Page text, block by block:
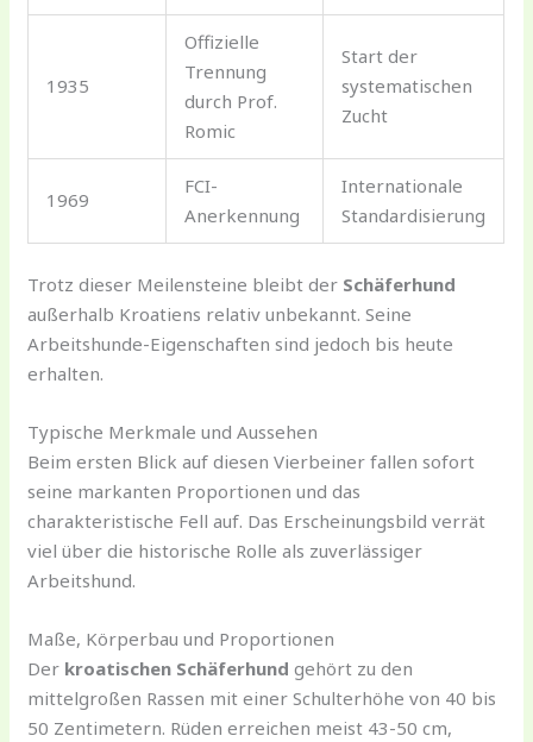
1935
Offizielle
Trennung
durch Prof.
Romic
Start der
systematischen
Zucht
1969
FCI-
Anerkennung
Internationale
Standardisierung
Trotz dieser Meilensteine bleibt der Schäferhund
außerhalb Kroatiens relativ unbekannt. Seine
Arbeitshunde-Eigenschaften sind jedoch bis heute
erhalten.
Typische Merkmale und Aussehen
Beim ersten Blick auf diesen Vierbeiner fallen sofort
seine markanten Proportionen und das
charakteristische Fell auf. Das Erscheinungsbild verrät
viel über die historische Rolle als zuverlässiger
Arbeitshund.
Maße, Körperbau und Proportionen
Der kroatischen Schäferhund gehört zu den
mittelgroßen Rassen mit einer Schulterhöhe von 40 bis
50 Zentimetern. Rüden erreichen meist 43-50 cm,